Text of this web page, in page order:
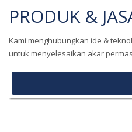
PRODUK &
Kami menghubungkan ide &
untuk menyelesaikan akar